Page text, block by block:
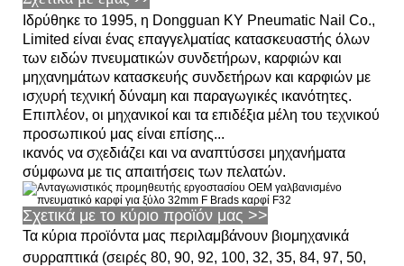
Ιδρύθηκε το 1995, η Dongguan KY Pneumatic Nail Co.,
Limited είναι ένας επαγγελματίας κατασκευαστής όλων
των ειδών πνευματικών συνδετήρων, καρφιών και
μηχανημάτων κατασκευής συνδετήρων και καρφιών με
ισχυρή τεχνική δύναμη και παραγωγικές ικανότητες.
Επιπλέον, οι μηχανικοί και τα επιδέξια μέλη του τεχνικού
προσωπικού μας είναι επίσης...
ικανός να σχεδιάζει και να αναπτύσσει μηχανήματα
σύμφωνα με τις απαιτήσεις των πελατών.
Σχετικά με το κύριο προϊόν μας >>
Τα κύρια προϊόντα μας περιλαμβάνουν βιομηχανικά
συρραπτικά (σειρές 80, 90, 92, 100, 32, 35, 84, 97, 50,